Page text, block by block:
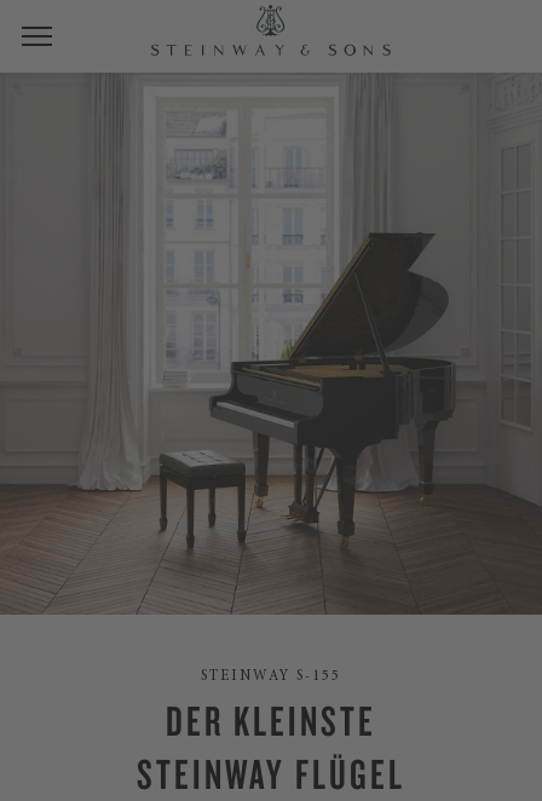
STEINWAY S-155
DER KLEINSTE
STEINWAY FLÜGEL